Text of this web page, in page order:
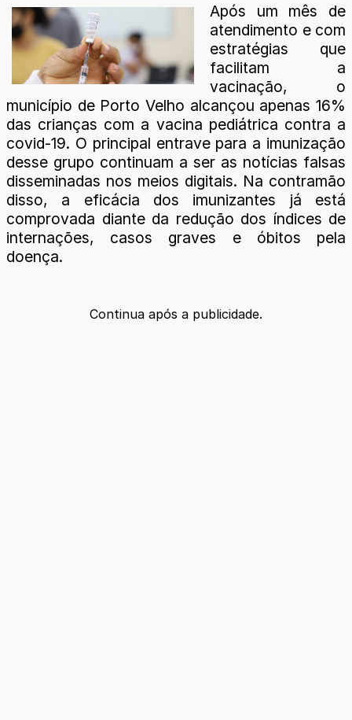
Após um mês de
atendimento e com
estratégias que
facilitam a
vacinação, o
município de Porto Velho alcançou apenas 16%
das crianças com a vacina pediátrica contra a
covid-19. O principal entrave para a imunização
desse grupo continuam a ser as notícias falsas
disseminadas nos meios digitais. Na contramão
disso, a eficácia dos imunizantes já está
comprovada diante da redução dos índices de
internações, casos graves e óbitos pela
doença.
Continua após a publicidade.